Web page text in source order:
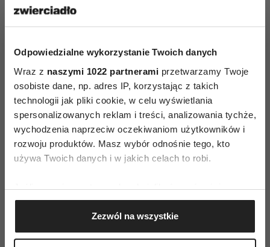
Odpowiedzialne wykorzystanie Twoich danych
Wraz z naszymi 1022 partnerami przetwarzamy Twoje
osobiste dane, np. adres IP, korzystając z takich
technologii jak pliki cookie, w celu wyświetlania
spersonalizowanych reklam i treści, analizowania tychże,
wychodzenia naprzeciw oczekiwaniom użytkowników i
rozwoju produktów. Masz wybór odnośnie tego, kto
używa Twoich danych i w jakich celach to robi.
Jeśli wyrazisz na to zgodę, chcielibyśmy również:
Gromadzić dane dotyczące Twojej lokalizacji
geograficznej z dokładnością nawet do kilku metrów
Identyfikować Twoje urządzenie, aktywnie
Zezwól na wszystkie
ZAMÓW
WYDANIE DRUKOWANE
E-WYDANIE